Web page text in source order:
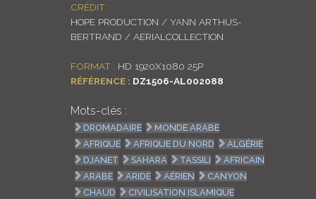
CRÉDIT :
HOPE PRODUCTION / YANN ARTHUS-
BERTRAND / AERIALCOLLECTION
FORMAT : HD 1920X1080 25P
RÉFÉRENCE : DZ1506-AL002088
Mots-clés :
DROMADAIRE
MONDE ARABE
AFRIQUE
AFRIQUE DU NORD
ALGÉRIE
DJANET
SAHARA TASSILI
AFRICAIN
ARABE
ARIDE AÉRIEN
CANYON
CHAUD
CIVILISATION ISLAMIQUE